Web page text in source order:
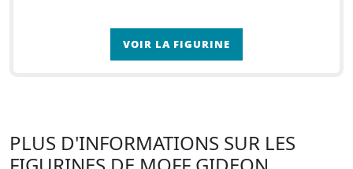
VOIR LA FIGURINE
PLUS D'INFORMATIONS SUR LES